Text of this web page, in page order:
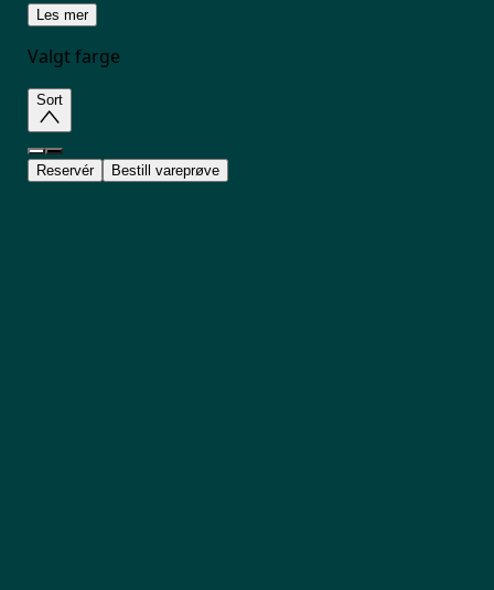
Les mer
Valgt farge
Sort
Reservér Bestill vareprøve